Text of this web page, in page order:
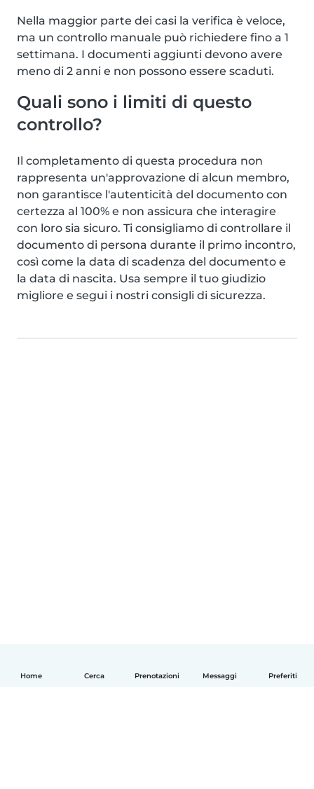
Home Cerca Prenotazioni Messaggi Preferiti
Nella maggior parte dei casi la verifica è veloce,
ma un controllo manuale può richiedere fino a 1
settimana. I documenti aggiunti devono avere
meno di 2 anni e non possono essere scaduti.
Quali sono i limiti di questo
controllo?
Il completamento di questa procedura non
rappresenta un'approvazione di alcun membro,
non garantisce l'autenticità del documento con
certezza al 100% e non assicura che interagire
con loro sia sicuro. Ti consigliamo di controllare il
documento di persona durante il primo incontro,
così come la data di scadenza del documento e
la data di nascita. Usa sempre il tuo giudizio
migliore e segui i nostri consigli di sicurezza.